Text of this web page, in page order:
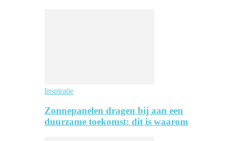
Inspiratie
Zonnepanelen dragen bij aan een
duurzame toekomst: dit is waarom